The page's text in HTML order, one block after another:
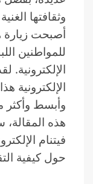
وثقافتها
أصبحت زيارة
للمواطنين
الإلكترونية.
الإلكترونية
وأبسط وأكثر
هذه
فيتنام
حول كيفية